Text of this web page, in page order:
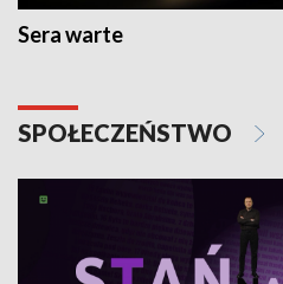
Sera warte
SPOŁECZEŃSTWO